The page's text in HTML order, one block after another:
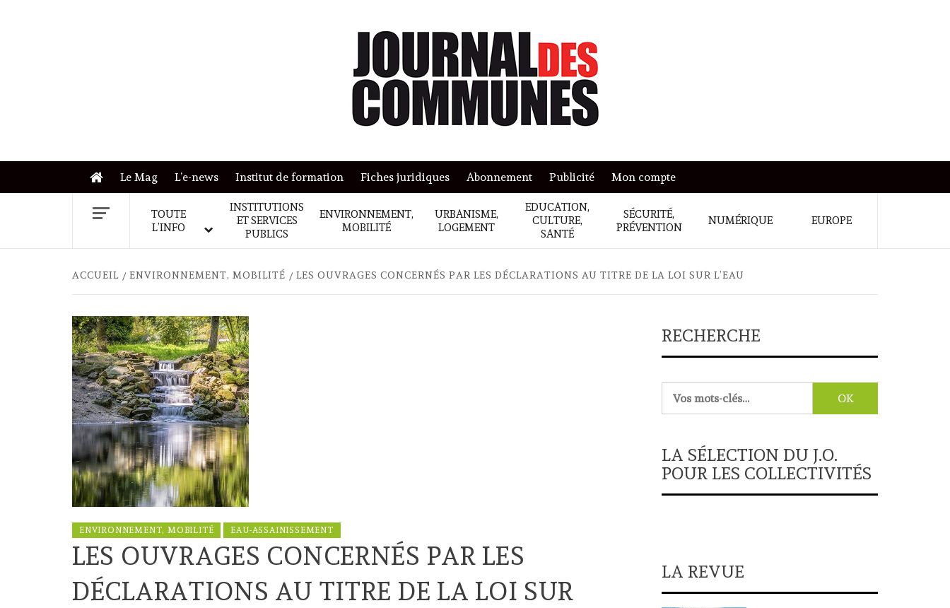
Le Mag L’e-news Institut de formation Fiches juridiques Abonnement Publicité Mon compte
TOUTE
L’INFO
INSTITUTIONS
ET SERVICES
PUBLICS
ENVIRONNEMENT,
MOBILITÉ
URBANISME,
LOGEMENT
EDUCATION,
CULTURE,
SANTÉ
SÉCURITÉ,
PRÉVENTION
NUMÉRIQUE EUROPE
ACCUEIL ENVIRONNEMENT, MOBILITÉ LES OUVRAGES CONCERNÉS PAR LES DÉCLARATIONS AU TITRE DE LA LOI SUR L’EAU
ENVIRONNEMENT, MOBILITÉ EAU-ASSAINISSEMENT
LES OUVRAGES CONCERNÉS PAR LES
DÉCLARATIONS AU TITRE DE LA LOI SUR
RECHERCHE
LA SÉLECTION DU J.O.
POUR LES COLLECTIVITÉS
LA REVUE